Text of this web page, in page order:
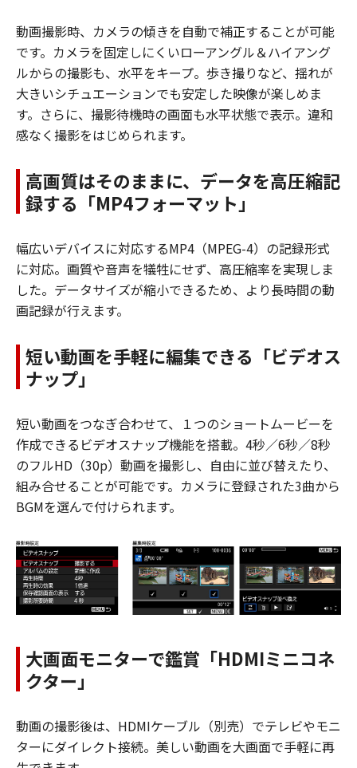
動画撮影時、カメラの傾きを自動で補正することが可能
です。カメラを固定しにくいローアングル＆ハイアング
ルからの撮影も、水平をキープ。歩き撮りなど、揺れが
大きいシチュエーションでも安定した映像が楽しめま
す。さらに、撮影待機時の画面も水平状態で表示。違和
感なく撮影をはじめられます。
高画質はそのままに、データを高圧縮記
録する「MP4フォーマット」
幅広いデバイスに対応するMP4（MPEG-4）の記録形式
に対応。画質や音声を犠牲にせず、高圧縮率を実現しま
した。データサイズが縮小できるため、より長時間の動
画記録が行えます。
短い動画を手軽に編集できる「ビデオス
ナップ」
短い動画をつなぎ合わせて、１つのショートムービーを
作成できるビデオスナップ機能を搭載。4秒／6秒／8秒
のフルHD（30p）動画を撮影し、自由に並び替えたり、
組み合せることが可能です。カメラに登録された3曲から
BGMを選んで付けられます。
大画面モニターで鑑賞「HDMIミニコネ
クター」
動画の撮影後は、HDMIケーブル（別売）でテレビやモニ
ターにダイレクト接続。美しい動画を大画面で手軽に再